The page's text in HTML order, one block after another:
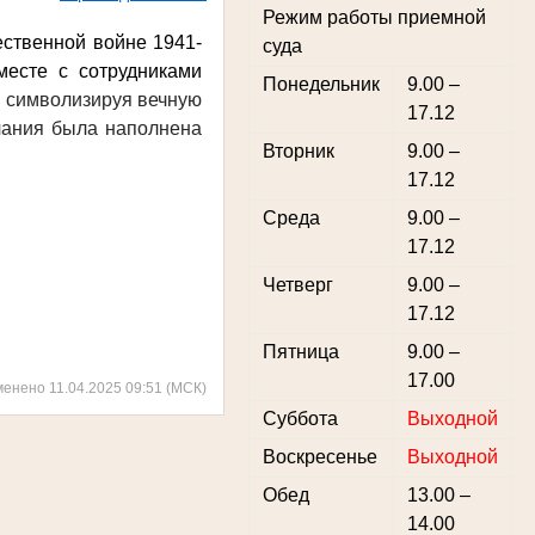
Режим работы приемной
суда
Понедельник
9.00 –
17.12
Вторник
9.00 –
17.12
Среда
9.00 –
17.12
Четверг
9.00 –
17.12
Пятница
9.00 –
17.00
Суббота
Выходной
Воскресенье
Выходной
Обед
13.00 –
14.00
войне 1941-
с сотрудниками
символизируя вечную
была наполнена
11.04.2025 09:51 (МСК)